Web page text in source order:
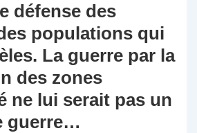
défense des
populations qui
La guerre par la
des zones
ne lui serait pas un
guerre…